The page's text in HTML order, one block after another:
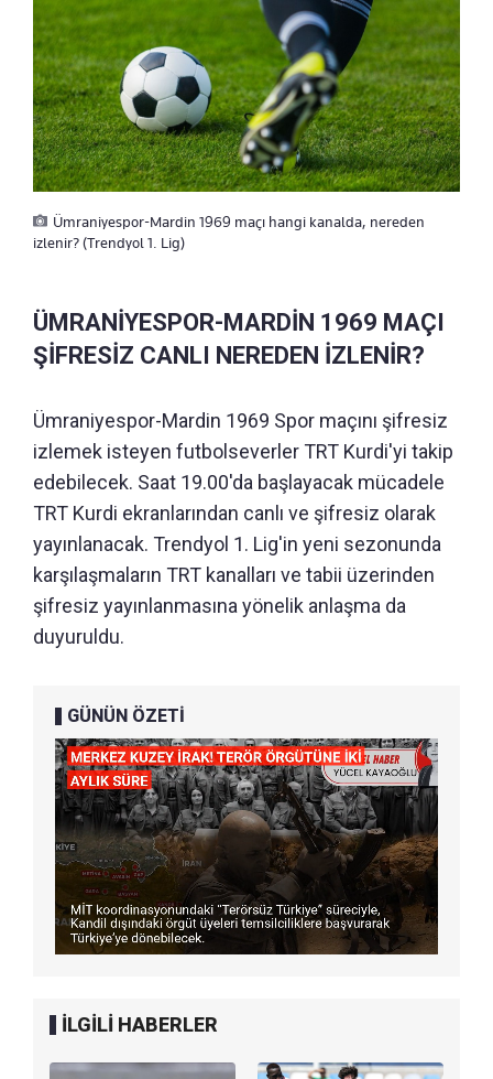
Ümraniyespor-Mardin 1969 maçı hangi kanalda, nereden
izlenir? (Trendyol 1. Lig)
ÜMRANİYESPOR-MARDİN 1969 MAÇI
ŞİFRESİZ CANLI NEREDEN İZLENİR?
Ümraniyespor-Mardin 1969 Spor maçını şifresiz
izlemek isteyen futbolseverler TRT Kurdi'yi takip
edebilecek. Saat 19.00'da başlayacak mücadele
TRT Kurdi ekranlarından canlı ve şifresiz olarak
yayınlanacak. Trendyol 1. Lig'in yeni sezonunda
karşılaşmaların TRT kanalları ve tabii üzerinden
şifresiz yayınlanmasına yönelik anlaşma da
duyuruldu.
GÜNÜN ÖZETİ
İLGİLİ HABERLER